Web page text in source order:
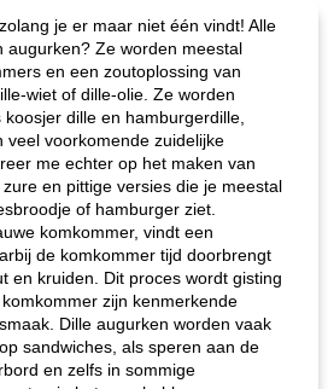
je er maar niet één vindt! Alle
augurken? Ze worden meestal
en een zoutoplossing van
wiet of dille-olie. Ze worden
dille en hamburgerdille,
veel voorkomende zuidelijke
me echter op het maken van
en pittige versies die je meestal
of hamburger ziet.
komkommer, vindt een
de komkommer tijd doorbrengt
en kruiden. Dit proces wordt gisting
zijn kenmerkende
Dille augurken worden vaak
sandwiches, als speren aan de
en zelfs in sommige